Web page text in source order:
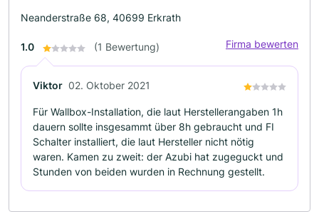
Neanderstraße 68, 40699 Erkrath
1.0 (1 Bewertung) Firma bewerten
Viktor 02. Oktober 2021
Für Wallbox-Installation, die laut Herstellerangaben 1h
dauern sollte insgesammt über 8h gebraucht und FI
Schalter installiert, die laut Hersteller nicht nötig
waren. Kamen zu zweit: der Azubi hat zugeguckt und
Stunden von beiden wurden in Rechnung gestellt.